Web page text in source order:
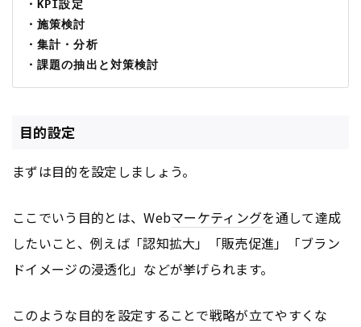
・KPI設定
・施策検討
・集計・分析
・課題の抽出と対策検討
目的設定
まずは目的を設定しましょう。
ここでいう目的とは、Webマーケティングを通して達成
したいこと、例えば「認知拡大」「販売促進」「ブラン
ドイメージの浸透化」などが挙げられます。
このような目的を設定することで戦略が立てやすくな